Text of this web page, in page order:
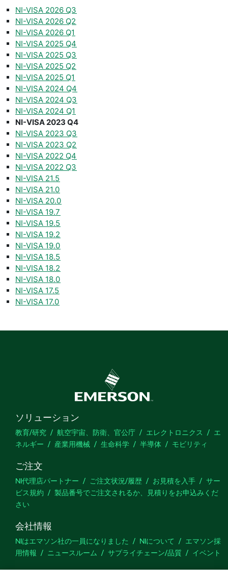
NI-VISA 2026 Q3
NI-VISA 2026 Q2
NI-VISA 2026 Q1
NI-VISA 2025 Q4
NI-VISA 2025 Q3
NI-VISA 2025 Q2
NI-VISA 2025 Q1
NI-VISA 2024 Q4
NI-VISA 2024 Q3
NI-VISA 2024 Q1
NI-VISA 2023 Q4
NI-VISA 2023 Q3
NI-VISA 2023 Q2
NI-VISA 2022 Q4
NI-VISA 2022 Q3
NI-VISA 21.5
NI-VISA 21.0
NI-VISA 20.0
NI-VISA 19.7
NI-VISA 19.5
NI-VISA 19.2
NI-VISA 19.0
NI-VISA 18.5
NI-VISA 18.2
NI-VISA 18.0
NI-VISA 17.5
NI-VISA 17.0
ソリューション
教育/研究 航空宇宙、防衛、官公庁 エレクトロニクス
エ
ネルギー
産業用機械 生命科学 半導体 モビリティ
ご注文
NI代理店パートナー ご注文状況/履歴 お見積を入手
サー
ビス規約
製品番号でご注文されるか、見積りをお申込みくだ
さい
会社情報
NIはエマソン社の一員になりました NIについて
エマソン採
用情報
ニュースルーム サプライチェーン/品質 イベント
サポート